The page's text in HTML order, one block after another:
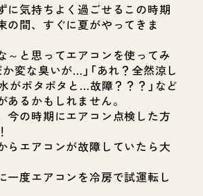
に気持ちよく過ごせるこの時期
の間、すぐに夏がやってきま
～と思ってエアコンを使ってみ
変な臭いが…」「あれ？全然涼し
水がポタポタと…故障？？？」など
あるかもしれません。
今の時期にエアコン点検した方
らエアコンが故障していたら大
一度エアコンを冷房で試運転し